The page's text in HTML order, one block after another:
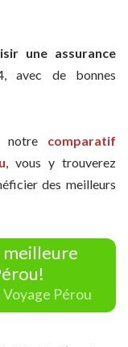
une assurance
avec de bonnes
notre comparatif
, vous y trouverez
des meilleurs
meilleure
Pérou